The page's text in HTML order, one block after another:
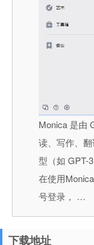
Monica 是由
读、写作、
型（如 GPT-
在使用
号登录， …
下载地址